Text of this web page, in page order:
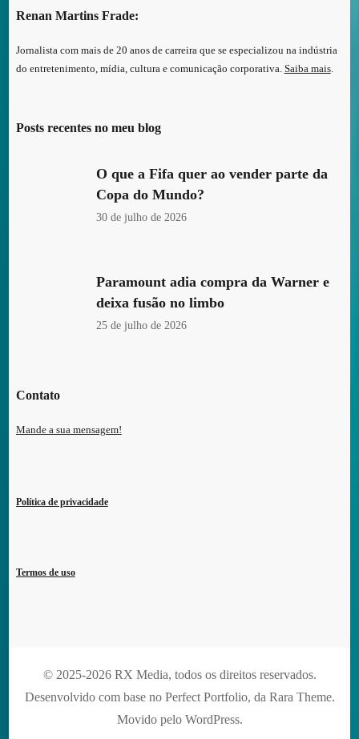
Renan Martins Frade:
Jornalista com mais de 20 anos de carreira que se especializou na indústria
do entretenimento, mídia, cultura e comunicação corporativa. Saiba mais.
Posts recentes no meu blog
O que a Fifa quer ao vender parte da
Copa do Mundo?
30 de julho de 2026
Paramount adia compra da Warner e
deixa fusão no limbo
25 de julho de 2026
Contato
Mande a sua mensagem!
Política de privacidade
Termos de uso
© 2025-2026 RX Media, todos os direitos reservados.
Desenvolvido com base no Perfect Portfolio, da Rara Theme.
Movido pelo WordPress.